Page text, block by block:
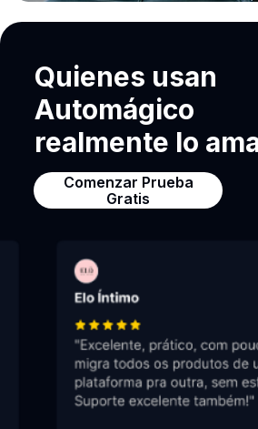
Quienes usan
Automágico
realmente lo
Comenzar Prueba
Gratis